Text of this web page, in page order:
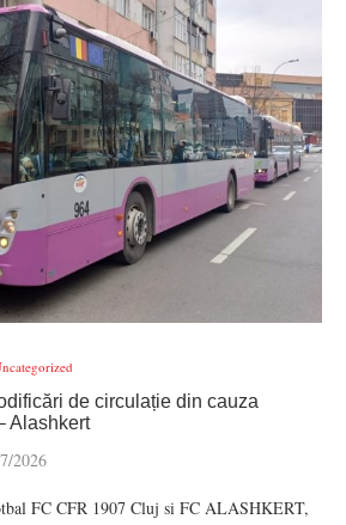
de circulație din cauza
Alashkert
2026
FC CFR 1907 Cluj si FC ALASHKERT,